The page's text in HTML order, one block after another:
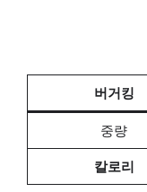
버거킹
중량
칼로리